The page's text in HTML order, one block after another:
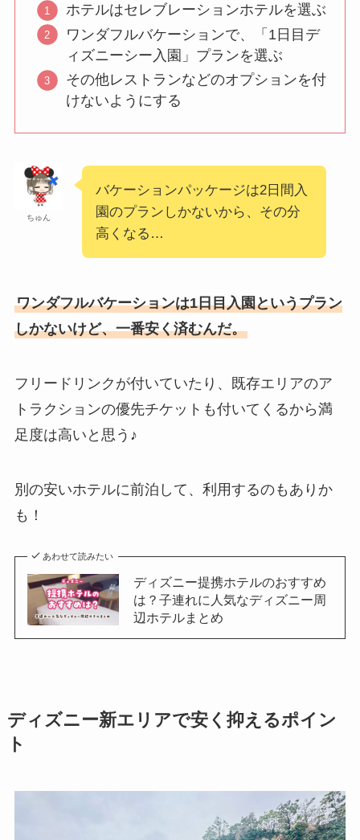
ホテルはセレブレーションホテルを選ぶ
ワンダフルバケーションで、「1日目デ
ィズニーシー入園」プランを選ぶ
その他レストランなどのオプションを付
けないようにする
ちゅん
バケーションパッケージは2日間入
園のプランしかないから、その分
高くなる…
ワンダフルバケーションは1日目入園というプラン
しかないけど、一番安く済むんだ。
フリードリンクが付いていたり、既存エリアのア
トラクションの優先チケットも付いてくるから満
足度は高いと思う♪
別の安いホテルに前泊して、利用するのもありか
も！
あわせて読みたい
ディズニー提携ホテルのおすすめ
は？子連れに人気なディズニー周
辺ホテルまとめ
ディズニー新エリアで安く抑えるポイン
ト